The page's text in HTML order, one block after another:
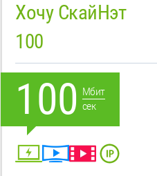
Хочу СкайНэт
100
100 Мбит
сек